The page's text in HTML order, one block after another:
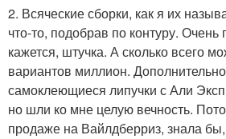
2. Всяческие сборки, как я их
что-то, подобрав по контуру. Очень
кажется, штучка. А сколько всего
вариантов миллион.
самоклеющиеся липучки с Али
но шли ко мне целую вечность.
продаже на Вайлдберриз, знала